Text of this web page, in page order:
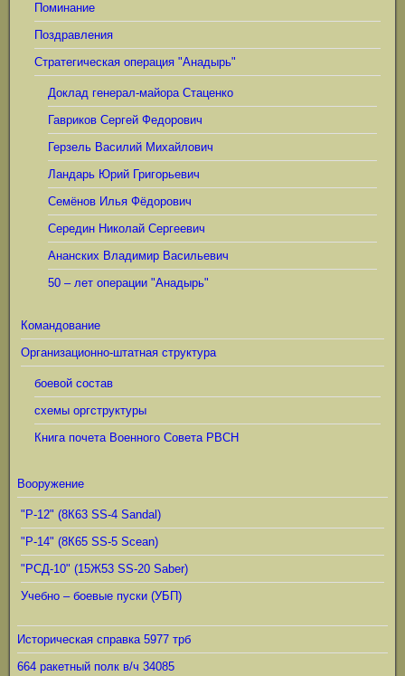
Поминание
Поздравления
Стратегическая операция "Анадырь"
Доклад генерал-майора Стаценко
Гавриков Сергей Федорович
Герзель Василий Михайлович
Ландарь Юрий Григорьевич
Семёнов Илья Фёдорович
Середин Николай Сергеевич
Ананских Владимир Васильевич
50 – лет операции "Анадырь"
Командование
Организационно-штатная структура
боевой состав
схемы оргструктуры
Книга почета Военного Совета РВСН
Вооружение
"Р-12" (8К63 SS-4 Sandal)
"Р-14" (8К65 SS-5 Scean)
"РСД-10" (15Ж53 SS-20 Saber)
Учебно – боевые пуски (УБП)
Историческая справка 5977 трб
664 ракетный полк в/ч 34085